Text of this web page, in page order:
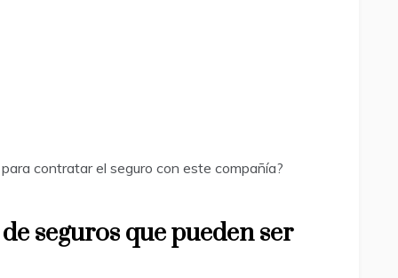
contratar el seguro con este compañía?
seguros que pueden ser